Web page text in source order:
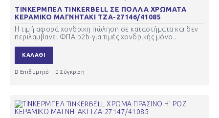
ΤΙΝΚΕΡΜΠΕΛ TINKERBELL ΣΕ ΠΟΛΛΑ ΧΡΩΜΑΤΑ
ΚΕΡΑΜΙΚΟ ΜΑΓΝΗΤΑΚΙ ΤΖΑ-27146/41085
Η τιμή αφορά χονδρικη πώληση σε καταστήματα και δεν
περιλαμβανει ΦΠΑ b2b-για τιμές χονδρικής μόνο..
ΚΑΛΆΘΙ
Επιθυμητό Σύγκριση